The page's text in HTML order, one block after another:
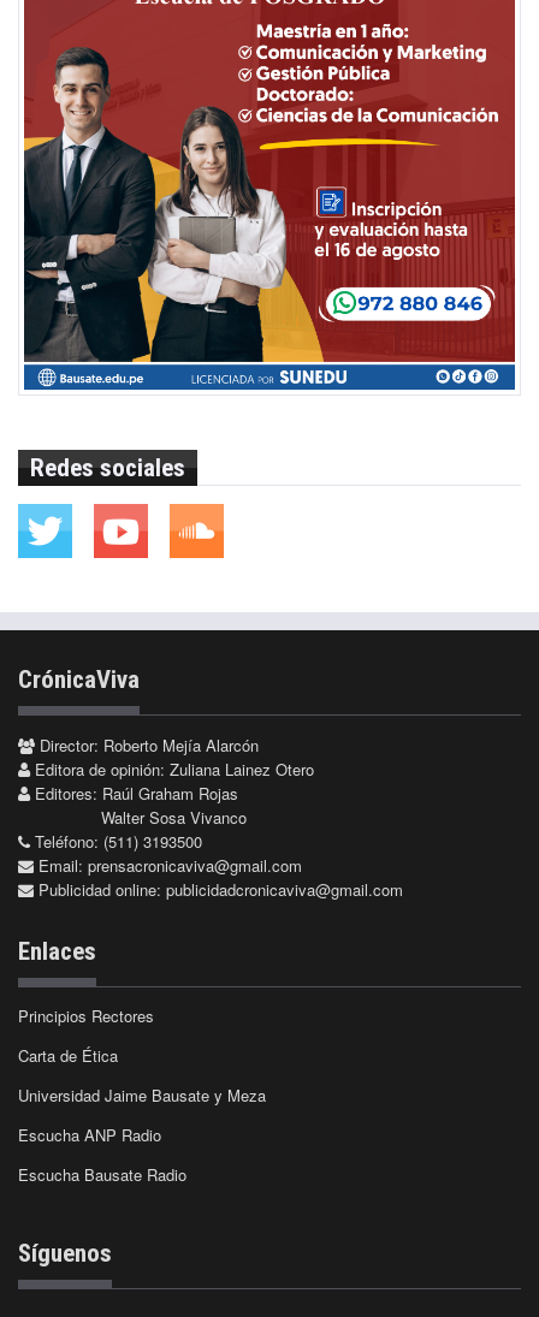
Redes sociales
CrónicaViva
Director: Roberto Mejía Alarcón
Editora de opinión: Zuliana Lainez Otero
Editores: Raúl Graham Rojas
Walter Sosa Vivanco
Teléfono: (511) 3193500
Email: prensacronicaviva@gmail.com
Publicidad online: publicidadcronicaviva@gmail.com
Enlaces
Principios Rectores
Carta de Ética
Universidad Jaime Bausate y Meza
Escucha ANP Radio
Escucha Bausate Radio
Síguenos